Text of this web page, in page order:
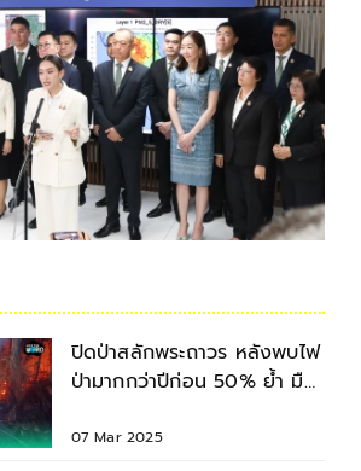
ปิดป่าสลักพระถาวร หลังพบไฟ
ป่ามากกว่าปีก่อน 50% ย้ำ มือ
07 Mar 2025